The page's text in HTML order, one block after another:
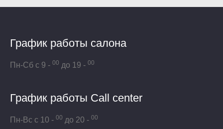
График работы салона
Пн-Сб с 9 - 00 до 19 - 00
График работы Call center
Пн-Вс с 10 - 00 до 20 - 00